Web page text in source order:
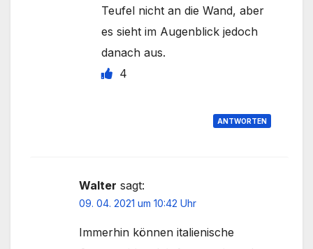
Teufel nicht an die Wand, aber
es sieht im Augenblick jedoch
danach aus.
4
ANTWORTEN
Walter sagt:
09. 04. 2021 um 10:42 Uhr
Immerhin können italienische